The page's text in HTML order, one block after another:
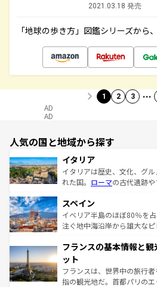
2021.03.18 発売
「地球の歩き方」図鑑シリーズから
1 2 3 …
AD
AD
人気の国と地域から探す
イタリア
イタリアは歴史、文化、グ
れた国。 ローマの古代遺跡
ろん、トスカーナの美しい田
景など、自然景観も見逃せ
ピザやパスタなど、絶品の
ませてくれるイタリアで、
なお、新着のイタリア情報は
しい。
スペイン
イベリア半島のほぼ80％を
注ぐ地中海沿岸から雄大な
文化が根付くこの国では、
れる闘牛、そして美味しいタ
る。首都マドリードの洗練
アートに溢れた街角から、
フランスの基本情報と
ット
フランスは、世界中の旅行
指の観光地だ。首都パリの